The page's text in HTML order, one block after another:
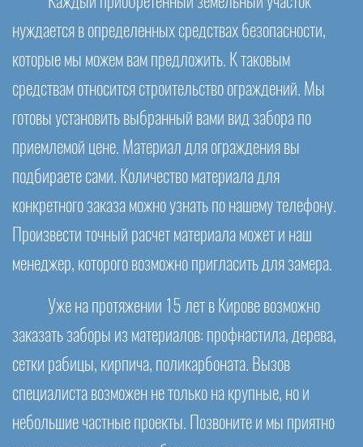
нуждается в определенных средствах безопасности,
которые мы можем вам предложить. К таковым
средствам относится строительство ограждений. Мы
готовы установить выбранный вами вид забора по
приемлемой цене. Материал для ограждения вы
подбираете сами. Количество материала для
конкретного заказа можно узнать по нашему телефону.
Произвести точный расчет материала может и наш
менеджер, которого возможно пригласить для замера.
Уже на протяжении 15 лет в Кирове возможно
заказать заборы из материалов: профнастила, дерева,
сетки рабицы, кирпича, поликарбоната. Вызов
специалиста возможен не только на крупные, но и
небольшие частные проекты. Позвоните и мы приятно